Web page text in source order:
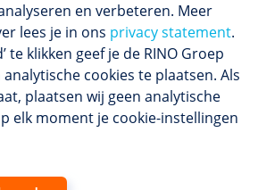
en verbeteren. Meer
lees je in ons privacy statement.
te klikken geef je de RINO Groep
cookies te plaatsen. Als
plaatsen wij geen analytische
elk moment je cookie-instellingen
Volg ons
van het (nieuwe) scholings­
en ons laatste nieuws.